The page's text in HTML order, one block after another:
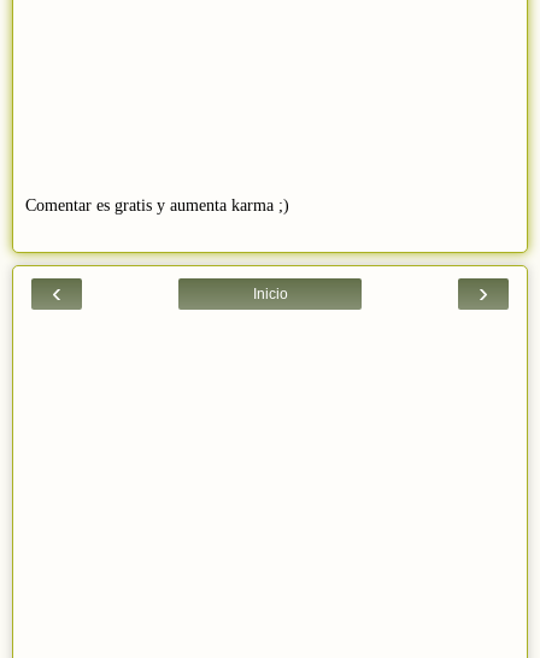
Comentar es gratis y aumenta karma ;)
‹ ›
Inicio